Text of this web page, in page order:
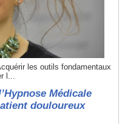
les outils fondamentaux
l...
Médicale
douloureux